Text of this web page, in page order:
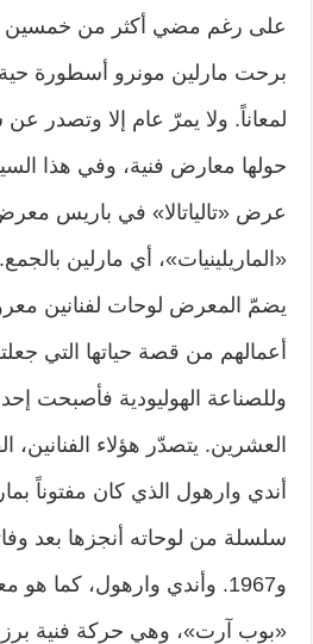
على رغم مضي أكثر من خمسين
برحت مارلين مونرو أسطورة حية
لمعاناً. ولا يمرّ عام إلا وتصدر
حولها معارض فنية، وفي هذا
عرض «تالياتالا» في باريس
«الماريلينيات»، أي مارلين بالجمع.
يضمّ المعرض لوحات لفنانين
أعمالهم من قصة حياتها التي
وللصناعة الهوليودية فأصبحت
العشرين. يتصدّر هؤلاء الفنانين،
أندي وارهول الذي كان مفتوناً
و1967. وأندي وارهول، كما
«بوب آرت»، وهي حركة فنية